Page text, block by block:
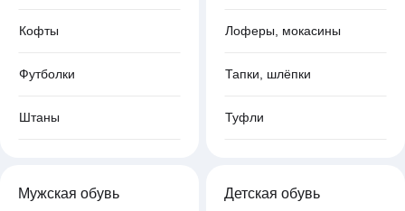
Кофты
Футболки
Штаны
Лоферы, мокасины
Тапки, шлёпки
Туфли
Мужская обувь Детская обувь